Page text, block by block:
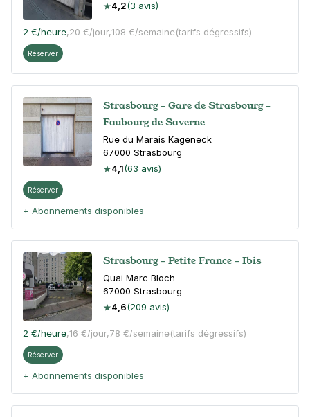
4,2(3 avis)
2 €/heure,20 €/jour,108 €/semaine(tarifs dégressifs)
Réserver
Strasbourg - Gare de Strasbourg -
Faubourg de Saverne
Rue du Marais Kageneck
67000 Strasbourg
4,1(63 avis)
Réserver
+ Abonnements disponibles
Strasbourg - Petite France - Ibis
Quai Marc Bloch
67000 Strasbourg
4,6(209 avis)
2 €/heure,16 €/jour,78 €/semaine(tarifs dégressifs)
Réserver
+ Abonnements disponibles